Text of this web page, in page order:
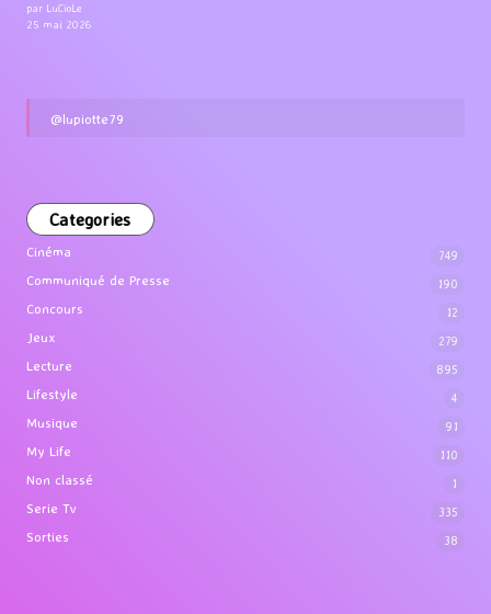
par LuCioLe
25 mai 2026
@lupiotte79
Categories
Cinéma 749
Communiqué de Presse 190
Concours 12
Jeux 279
Lecture 895
Lifestyle 4
Musique 91
My Life 110
Non classé 1
Serie Tv 335
Sorties 38